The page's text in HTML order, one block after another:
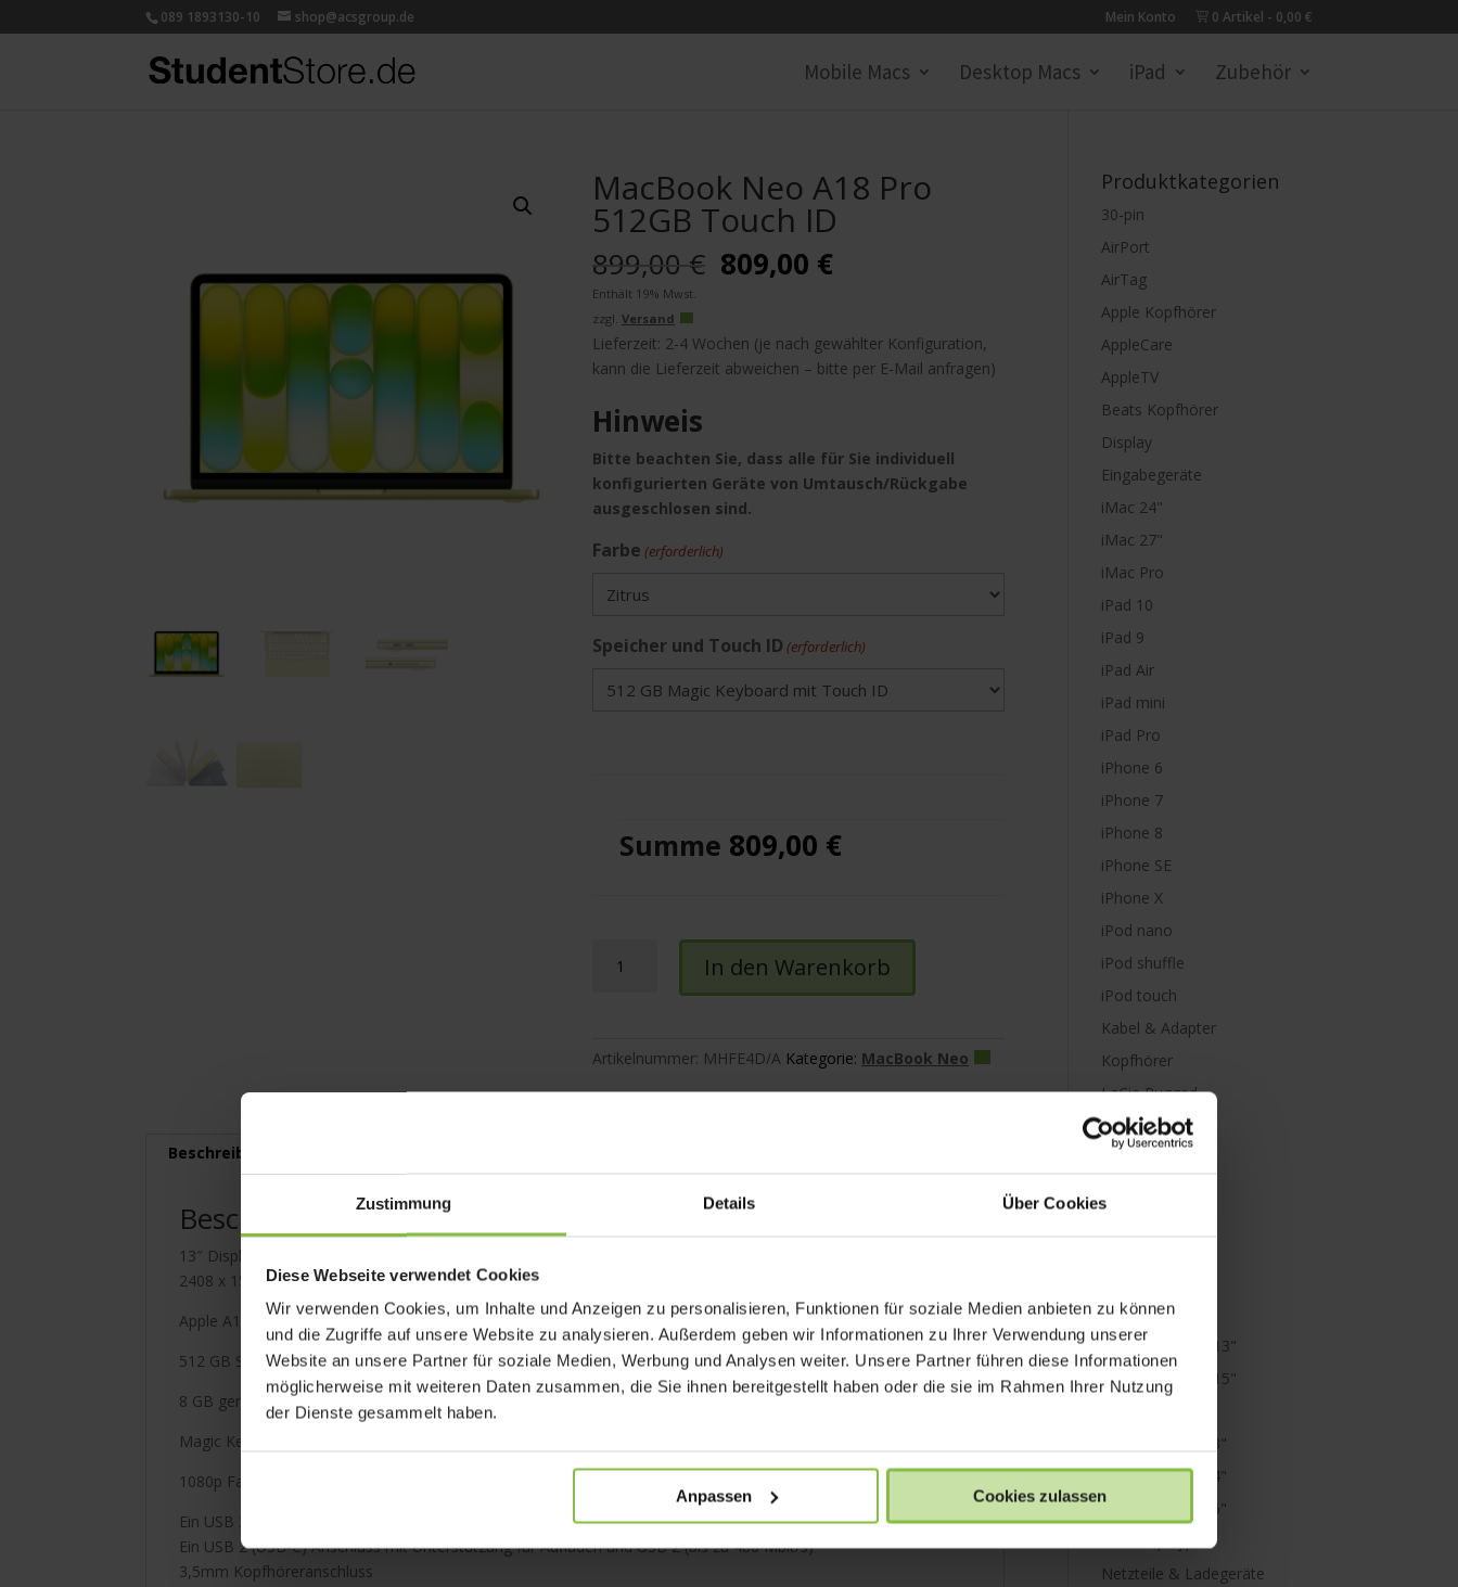
Zustimmung Details Über Cookies
Diese Webseite verwendet Cookies
Wir verwenden Cookies, um Inhalte und Anzeigen zu personalisieren, Funktionen für soziale Medien anbieten zu können
und die Zugriffe auf unsere Website zu analysieren. Außerdem geben wir Informationen zu Ihrer Verwendung unserer
Website an unsere Partner für soziale Medien, Werbung und Analysen weiter. Unsere Partner führen diese Informationen
möglicherweise mit weiteren Daten zusammen, die Sie ihnen bereitgestellt haben oder die sie im Rahmen Ihrer Nutzung
der Dienste gesammelt haben.
Anpassen Cookies zulassen
089 1893130-10 shop@acsgroup.de Mein Konto 0 Artikel 0,00 €
Mobile Macs Desktop Macs iPad Zubehör
MacBook Neo A18 Pro
512GB Touch ID
899,00 € Ursprünglicher
Preis
899,00 €
809,00 €Aktueller
809,00 €.
Enthält 19% Mwst.
zzgl.Versand
Lieferzeit: 2-4 Wochen (je nach gewählter Konfiguration,
kann die Lieferzeit abweichen – bitte per E-Mail anfragen)
Hinweis
Bitte beachten Sie, dass alle für Sie individuell
konfigurierten Geräte von Umtausch/Rückgabe
ausgeschlosen sind.
Farbe (erforderlich)
Speicher und Touch ID (erforderlich)
Summe 809,00 €
Neo
512GB
In den Warenkorb
Artikelnummer: MHFE4D/A Kategorie: MacBook Neo
Beschreibung
Beschreibung
13″ Display (33,02 cm Diagonale) mit LED Hintergrund-Beleuchtung und IPS Technologie, native Auflösung von
2408 x 1506 Pixeln bei 219 ppi mit Unterstützung für eine Milliarde Farben.
Apple A18 Pro Chip mit 6‑Core CPU, 5‑Core GPU, 16‑Core Neural Engine
512 GB SSD Speicher
8 GB gemeinsamer Arbeits­speicher
Magic Keyboard mit Touch ID
1080p FaceTime HD Kamera
Ein USB 3 (USB‑C) Anschluss mit Unterstützung für Aufladen, DisplayPort und USB 3 (bis zu 10 Gbit/s)
Ein USB 2 (USB‑C) Anschluss mit Unterstützung für Aufladen und USB 2 (bis zu 480 Mbit/s)
3,5mm Kopfhöreranschluss
Produktkategorien
30-pin
AirPort
AirTag
Apple Kopfhörer
AppleCare
AppleTV
Beats Kopfhörer
Display
Eingabegeräte
iMac 24"
iMac 27"
iMac Pro
iPad 10
iPad 9
iPad Air
iPad mini
iPad Pro
iPhone 6
iPhone 7
iPhone 8
iPhone SE
iPhone X
iPod nano
iPod shuffle
iPod touch
Kabel & Adapter
Kopfhörer
LaCie Rugged
Lightning
M1
MacBook Air 13"
MacBook Air 15"
MacBook Pro 13"
MacBook Pro 14"
MacBook Pro 16"
Mini Displayport
Netzteile & Ladegeräte